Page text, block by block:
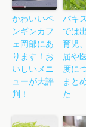
かわいいペ
ンギンカフ
ェ岡部にあ
ります！お
いしいメニ
ューが大評
判！
パキ
では
育児
届や
度に
まと
た